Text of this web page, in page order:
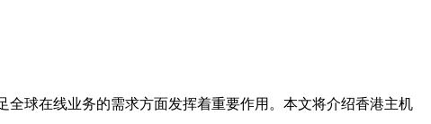
球在线业务的需求方面发挥着重要作用。本文将介绍香港主机